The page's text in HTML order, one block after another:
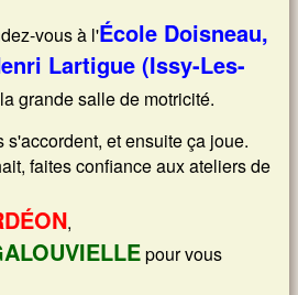
vous à l'École Doisneau,
Lartigue (Issy-Les-
grande salle de motricité.
et ensuite ça joue.
faites confiance aux ateliers de
,
pour vous